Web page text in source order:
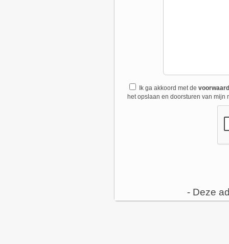
Ik ga akkoord met de
het opslaan en doorsturen van
- Deze